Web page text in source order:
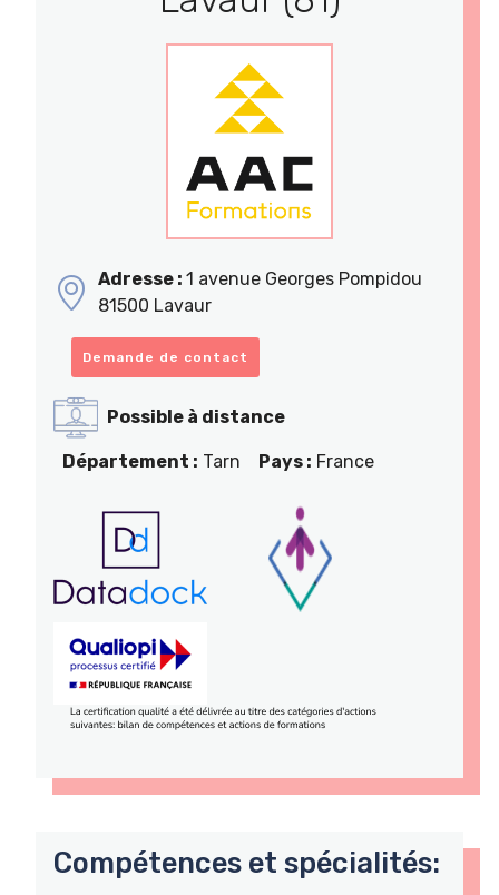
Adresse : 1 avenue Georges Pompidou
81500 Lavaur
Demande de contact
Possible à distance
Département : Tarn Pays : France
Compétences et spécialités: